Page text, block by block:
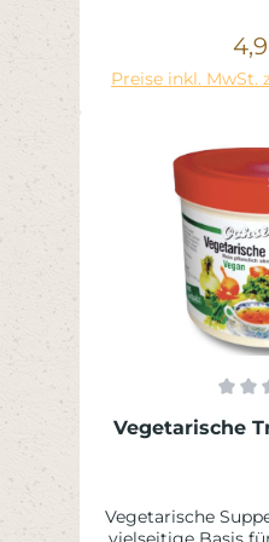
Preise inkl. MwSt.
Vegetarische
Vegetarische